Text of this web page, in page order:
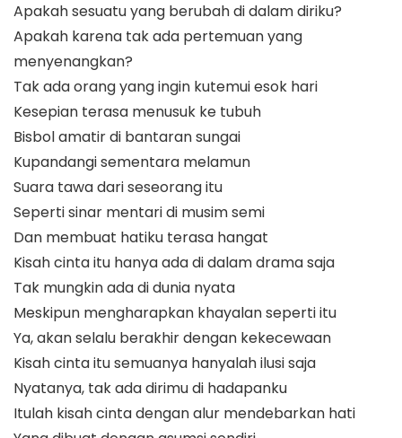
Apakah sesuatu yang berubah di dalam diriku?
Apakah karena tak ada pertemuan yang
menyenangkan?
Tak ada orang yang ingin kutemui esok hari
Kesepian terasa menusuk ke tubuh
Bisbol amatir di bantaran sungai
Kupandangi sementara melamun
Suara tawa dari seseorang itu
Seperti sinar mentari di musim semi
Dan membuat hatiku terasa hangat
Kisah cinta itu hanya ada di dalam drama saja
Tak mungkin ada di dunia nyata
Meskipun mengharapkan khayalan seperti itu
Ya, akan selalu berakhir dengan kekecewaan
Kisah cinta itu semuanya hanyalah ilusi saja
Nyatanya, tak ada dirimu di hadapanku
Itulah kisah cinta dengan alur mendebarkan hati